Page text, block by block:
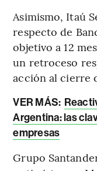
Asimismo, Itaú
respecto de
objetivo a 12
un retroceso
acción al cierre
VER MÁS:
Argentina: las
empresas
Grupo